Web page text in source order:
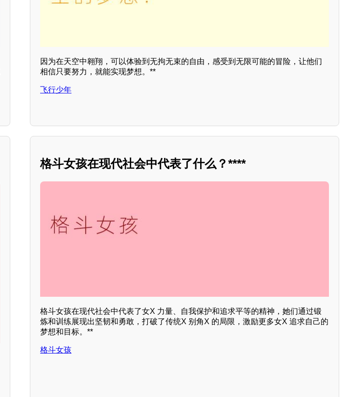
因为在天空中翱翔，可以体验到无拘无束的自由，感受到无限可能的冒险，让他们
相信只要努力，就能实现梦想。**
飞行少年
格斗女孩在现代社会中代表了什么？****
格斗女孩在现代社会中代表了女X 力量、自我保护和追求平等的精神，她们通过锻
炼和训练展现出坚韧和勇敢，打破了传统X 别角X 的局限，激励更多女X 追求自己的
梦想和目标。**
格斗女孩